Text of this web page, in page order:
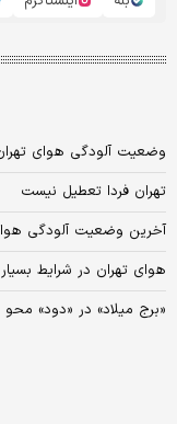
وضعیت آلودگی هوای
تهران فردا تعطیل نیست
آخرین وضعیت آلودگی
هوای تهران در شرایط
«برج میلاد» در «دود»